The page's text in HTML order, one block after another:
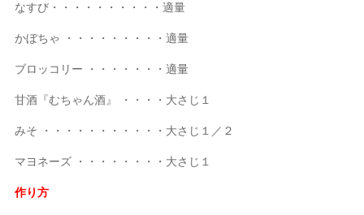
なすび・・・・・・・・・・適量
かぼちゃ ・・・・・・・・・適量
ブロッコリー ・・・・・・・適量
甘酒『むちゃん酒』 ・・・・大さじ１
みそ ・・・・・・・・・・・大さじ１／２
マヨネーズ ・・・・・・・・大さじ１
作り方